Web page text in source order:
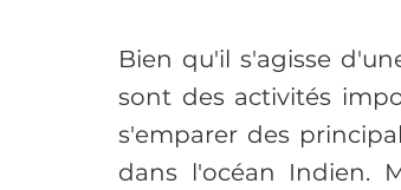
Bien qu'il s'agisse
sont des activités
s'emparer des
dans l'océan Indien.